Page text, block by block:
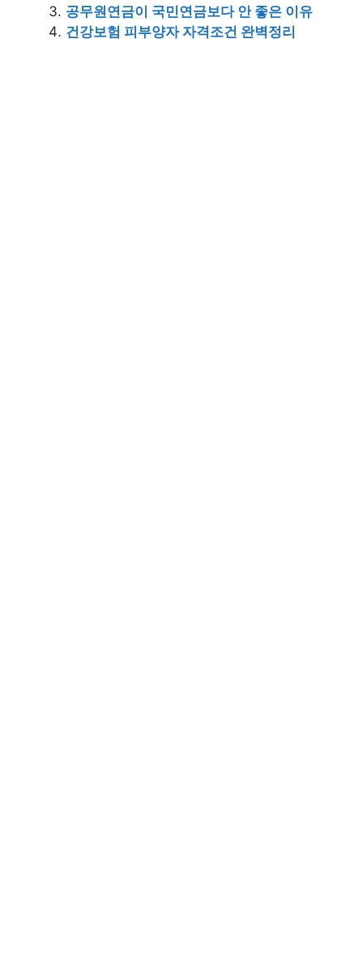
공무원연금이 국민연금보다 안 좋은 이유
건강보험 피부양자 자격조건 완벽정리